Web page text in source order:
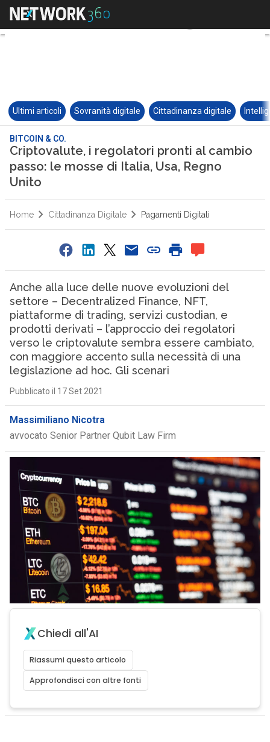
Ultimi articoli Sovranità digitale Cittadinanza digitale
BITCOIN & CO.
Criptovalute, i regolatori pronti al cambio
passo: le mosse di Italia, Usa, Regno
Unito
Home Cittadinanza Digitale Pagamenti Digitali
Anche alla luce delle nuove evoluzioni del
settore – Decentralized Finance, NFT,
piattaforme di trading, servizi custodian, e
prodotti derivati – l’approccio dei regolatori
verso le criptovalute sembra essere cambiato,
con maggiore accento sulla necessità di una
legislazione ad hoc. Gli scenari
Pubblicato il 17 Set 2021
Massimiliano Nicotra
avvocato Senior Partner Qubit Law Firm
Chiedi all'AI
Riassumi questo articolo
Approfondisci con altre fonti